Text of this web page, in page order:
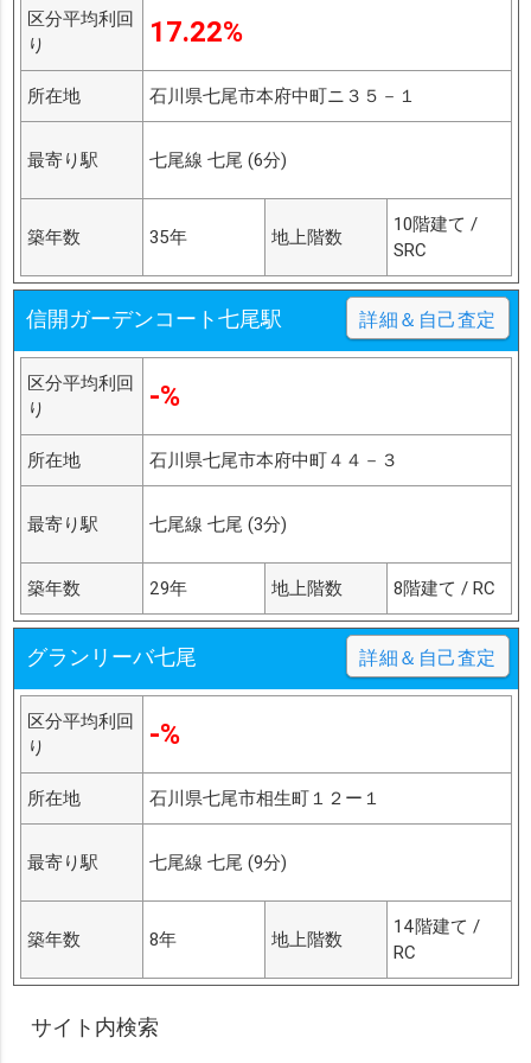
区分平均利回
り
17.22%
所在地 石川県七尾市本府中町ニ３５－１
最寄り駅 七尾線 七尾 (6分)
築年数 35年 地上階数
10階建て /
SRC
信開ガーデンコート七尾駅 詳細＆自己査定
区分平均利回
り
-%
所在地 石川県七尾市本府中町４４－３
最寄り駅 七尾線 七尾 (3分)
築年数 29年 地上階数 8階建て / RC
グランリーバ七尾 詳細＆自己査定
区分平均利回
り
-%
所在地 石川県七尾市相生町１２ー１
最寄り駅 七尾線 七尾 (9分)
築年数 8年 地上階数
14階建て /
RC
サイト内検索